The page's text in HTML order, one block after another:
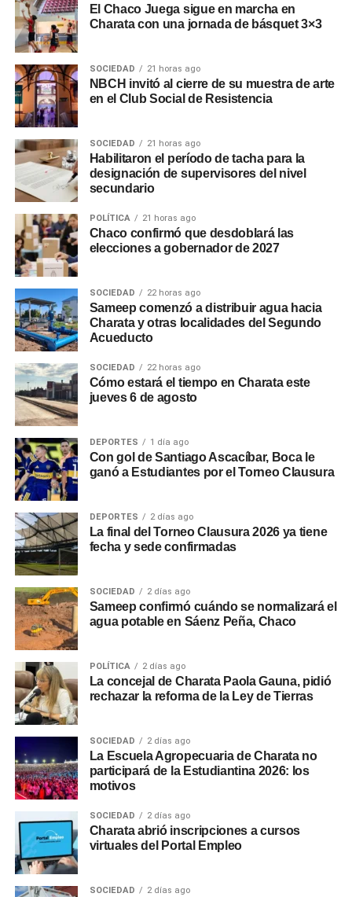
El Chaco Juega sigue en marcha en
Charata con una jornada de básquet 3×3
SOCIEDAD 21 horas ago
NBCH invitó al cierre de su muestra de arte
en el Club Social de Resistencia
SOCIEDAD 21 horas ago
Habilitaron el período de tacha para la
designación de supervisores del nivel
secundario
POLÍTICA 21 horas ago
Chaco confirmó que desdoblará las
elecciones a gobernador de 2027
SOCIEDAD 22 horas ago
Sameep comenzó a distribuir agua hacia
Charata y otras localidades del Segundo
Acueducto
SOCIEDAD 22 horas ago
Cómo estará el tiempo en Charata este
jueves 6 de agosto
DEPORTES 1 día ago
Con gol de Santiago Ascacíbar, Boca le
ganó a Estudiantes por el Torneo Clausura
DEPORTES 2 días ago
La final del Torneo Clausura 2026 ya tiene
fecha y sede confirmadas
SOCIEDAD 2 días ago
Sameep confirmó cuándo se normalizará el
agua potable en Sáenz Peña, Chaco
POLÍTICA 2 días ago
La concejal de Charata Paola Gauna, pidió
rechazar la reforma de la Ley de Tierras
SOCIEDAD 2 días ago
La Escuela Agropecuaria de Charata no
participará de la Estudiantina 2026: los
motivos
SOCIEDAD 2 días ago
Charata abrió inscripciones a cursos
virtuales del Portal Empleo
SOCIEDAD 2 días ago